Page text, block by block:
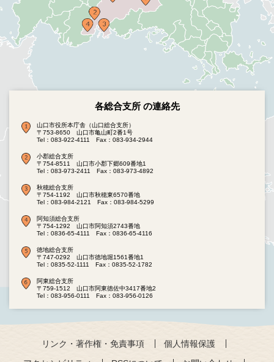
各総合支所 の連絡先
山口市役所本庁舎（山口総合支所）
〒753-8650 山口市亀山町2番1号
Tel：083-922-4111
Fax：083-934-2944
小郡総合支所
〒754-8511 山口市小郡下郷609番地1
Tel：083-973-2411
Fax：083-973-4892
秋穂総合支所
〒754-1192 山口市秋穂東6570番地
Tel：083-984-2121
Fax：083-984-5299
阿知須総合支所
〒754-1292 山口市阿知須2743番地
Tel：0836-65-4111
Fax：0836-65-4116
徳地総合支所
〒747-0292 山口市徳地堀1561番地1
Tel：0835-52-1111
Fax：0835-52-1782
阿東総合支所
〒759-1512 山口市阿東徳佐中3417番地2
Tel：083-956-0111
Fax：083-956-0126
リンク・著作権・免責事項
個人情報保護